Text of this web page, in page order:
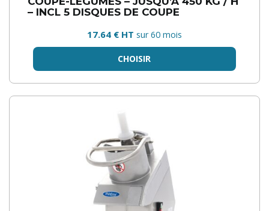
– INCL 5 DISQUES DE COUPE
17.64 € HT sur 60 mois
CHOISIR